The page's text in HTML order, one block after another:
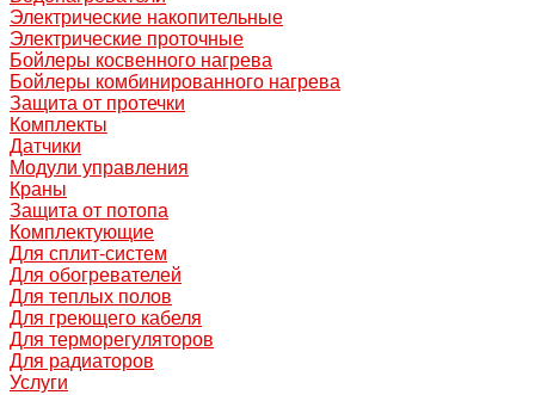
Электрические накопительные
Электрические проточные
Бойлеры косвенного нагрева
Бойлеры комбинированного нагрева
Защита от протечки
Комплекты
Датчики
Модули управления
Краны
Защита от потопа
Комплектующие
Для сплит-систем
Для обогревателей
Для теплых полов
Для греющего кабеля
Для терморегуляторов
Для радиаторов
Услуги